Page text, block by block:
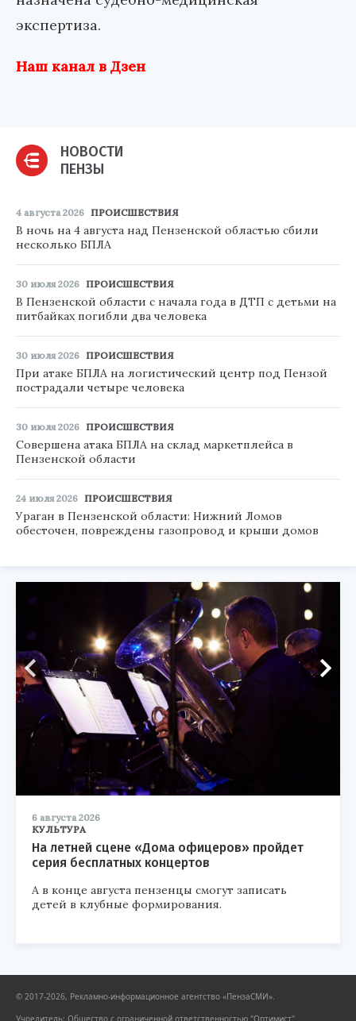
экспертиза.
Наш канал в Дзен
НОВОСТИ
ПЕНЗЫ
4 августа 2026 ПРОИСШЕСТВИЯ
В ночь на 4 августа над Пензенской областью сбили
несколько БПЛА
30 июля 2026 ПРОИСШЕСТВИЯ
В Пензенской области с начала года в ДТП с детьми на
питбайках погибли два человека
30 июля 2026 ПРОИСШЕСТВИЯ
При атаке БПЛА на логистический центр под Пензой
пострадали четыре человека
30 июля 2026 ПРОИСШЕСТВИЯ
Совершена атака БПЛА на склад маркетплейса в
Пензенской области
24 июля 2026 ПРОИСШЕСТВИЯ
Ураган в Пензенской области: Нижний Ломов
обесточен, повреждены газопровод и крыши домов
6 августа 2026
КУЛЬТУРА
На летней сцене «Дома офицеров» пройдет
серия бесплатных концертов
А в конце августа пензенцы смогут записать
детей в клубные формирования.
© 2017-2026, Рекламно-информационное агентство «ПензаСМИ».
Учредитель: Общество с ограниченной ответственностью "Оптимист".